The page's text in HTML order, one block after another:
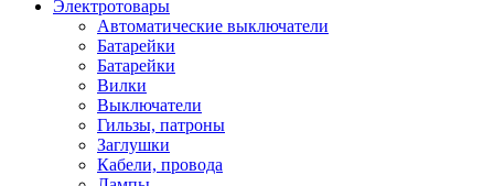
Электротовары
Автоматические выключатели
Батарейки
Батарейки
Вилки
Выключатели
Гильзы, патроны
Заглушки
Кабели, провода